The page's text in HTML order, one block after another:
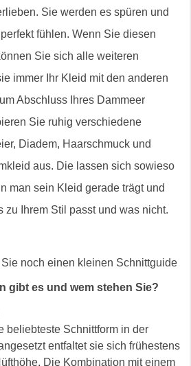
Sie werden es spüren und
fühlen. Wenn Sie diesen
Sie sich alle weiteren
immer Ihr Kleid mit den anderen
Abschluss Ihres Dammeer
Sie ruhig verschiedene
Diadem, Haarschmuck und
aus. Die lassen sich sowieso
man sein Kleid gerade trägt und
zu Ihrem Stil passt und was nicht.
noch einen kleinen Schnittguide
gibt es und wem stehen Sie?
beliebteste Schnittform in der
entfaltet sie sich frühestens
Die Kombination mit einem